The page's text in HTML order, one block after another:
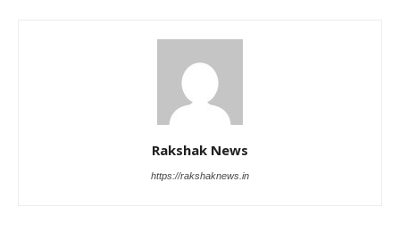
Rakshak News
https://rakshaknews.in